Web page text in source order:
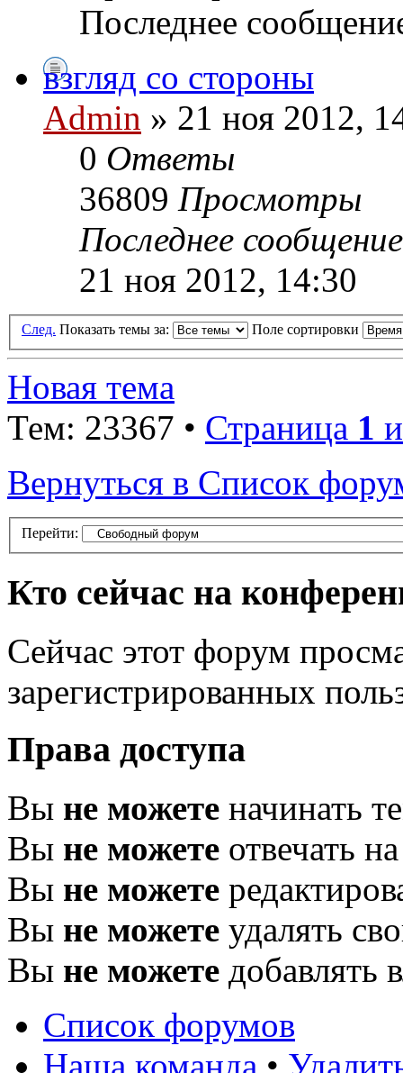
Последнее
взгляд со стороны
Admin » 21 ноя 2012,
0 Ответы
36809 Просмотры
Последнее
21 ноя 2012, 14:30
След. Показать темы за: Поле сортировки
Новая тема
Тем: 23367 • Страница 1
Вернуться в Список
Перейти:
Кто сейчас на
Сейчас этот форум
зарегистрированных
Права доступа
Вы не можете начинать
Вы не можете отвечать
Вы не можете
Вы не можете удалять
Вы не можете добавлять
Список форумов